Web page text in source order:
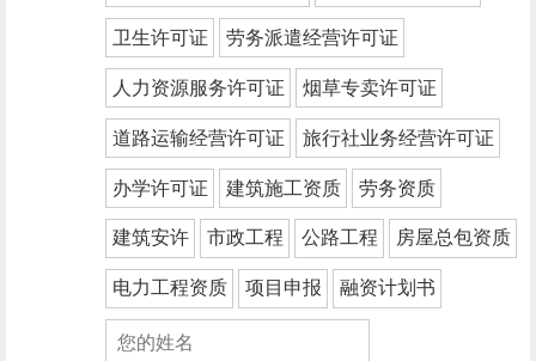
卫生许可证 劳务派遣经营许可证
人力资源服务许可证 烟草专卖许可证
道路运输经营许可证 旅行社业务经营许可证
办学许可证 建筑施工资质 劳务资质
建筑安许 市政工程 公路工程 房屋总包资质
电力工程资质 项目申报 融资计划书